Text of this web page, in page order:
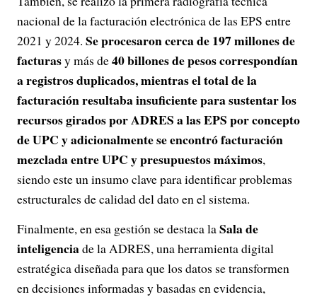
nacional de la facturación electrónica de las EPS entre
2021 y 2024. Se procesaron cerca de 197 millones de
facturasy más de40 billones de pesos correspondían
a registros duplicados, mientras el total de la
facturación resultaba insuficiente para sustentar los
recursos girados por ADRES a las EPS por concepto
de UPC y adicionalmente se encontró facturación
mezclada entre UPC y presupuestos máximos,
siendo este un insumo clave para identificar problemas
estructurales de calidad del dato en el sistema.
Finalmente, en esa gestión se destaca laSala de
inteligenciade la ADRES, una herramienta digital
estratégica diseñada para que los datos se transformen
en decisiones informadas y basadas en evidencia,